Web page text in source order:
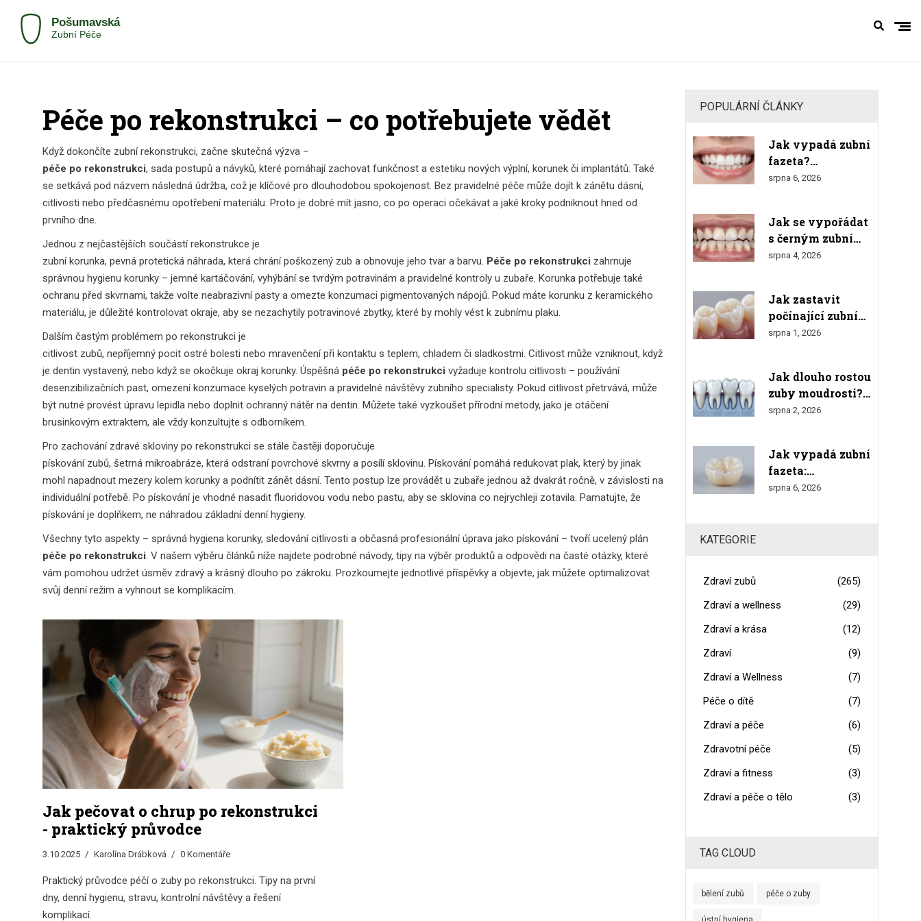
Péče po rekonstrukci – co potřebujete vědět
Když dokončíte zubní rekonstrukci, začne skutečná výzva –
péče po rekonstrukci, sada postupů a návyků, které pomáhají zachovat funkčnost a estetiku nových výplní, korunek či implantátů. Také
se setkává pod názvem následná údržba, což je klíčové pro dlouhodobou spokojenost. Bez pravidelné péče může dojít k zánětu dásní,
citlivosti nebo předčasnému opotřebení materiálu. Proto je dobré mít jasno, co po operaci očekávat a jaké kroky podniknout hned od
prvního dne.
Jednou z nejčastějších součástí rekonstrukce je
zubní korunka, pevná protetická náhrada, která chrání poškozený zub a obnovuje jeho tvar a barvu. Péče po rekonstrukci zahrnuje
správnou hygienu korunky – jemné kartáčování, vyhýbání se tvrdým potravinám a pravidelné kontroly u zubaře. Korunka potřebuje také
ochranu před skvrnami, takže volte neabrazivní pasty a omezte konzumaci pigmentovaných nápojů. Pokud máte korunku z keramického
materiálu, je důležité kontrolovat okraje, aby se nezachytily potravinové zbytky, které by mohly vést k zubnímu plaku.
Dalším častým problémem po rekonstrukci je
citlivost zubů, nepříjemný pocit ostré bolesti nebo mravenčení při kontaktu s teplem, chladem či sladkostmi. Citlivost může vzniknout, když
je dentin vystavený, nebo když se okočkuje okraj korunky. Úspěšná péče po rekonstrukci vyžaduje kontrolu citlivosti – používání
desenzibilizačních past, omezení konzumace kyselých potravin a pravidelné návštěvy zubního specialisty. Pokud citlivost přetrvává, může
být nutné provést úpravu lepidla nebo doplnit ochranný nátěr na dentin. Můžete také vyzkoušet přírodní metody, jako je otáčení
brusinkovým extraktem, ale vždy konzultujte s odborníkem.
Pro zachování zdravé skloviny po rekonstrukci se stále častěji doporučuje
pískování zubů, šetrná mikroabráze, která odstraní povrchové skvrny a posílí sklovinu. Pískování pomáhá redukovat plak, který by jinak
mohl napadnout mezery kolem korunky a podnítit zánět dásní. Tento postup lze provádět u zubaře jednou až dvakrát ročně, v závislosti na
individuální potřebě. Po pískování je vhodné nasadit fluoridovou vodu nebo pastu, aby se sklovina co nejrychleji zotavila. Pamatujte, že
pískování je doplňkem, ne náhradou základní denní hygieny.
Všechny tyto aspekty – správná hygiena korunky, sledování citlivosti a občasná profesionální úprava jako pískování – tvoří ucelený plán
péče po rekonstrukci. V našem výběru článků níže najdete podrobné návody, tipy na výběr produktů a odpovědi na časté otázky, které
vám pomohou udržet úsměv zdravý a krásný dlouho po zákroku. Prozkoumejte jednotlivé příspěvky a objevte, jak můžete optimalizovat
svůj denní režim a vyhnout se komplikacím.
Jak pečovat o chrup po rekonstrukci
- praktický průvodce
3.10.2025 Karolína Drábková 0 Komentáře
Praktický průvodce péčí o zuby po rekonstrukci. Tipy na první
dny, denní hygienu, stravu, kontrolní návštěvy a řešení
komplikací.
POPULÁRNÍ ČLÁNKY
Jak vypadá zubní
fazeta?
Kompletní
materiály a
výsledkem
srpna 6, 2026
Jak se vypořádat
s černým zubním
kamenem doma:
srpna 4, 2026
Jak zastavit
počínající zubní
kaz u diabetiků:
srpna 1, 2026
Jak dlouho rostou
zuby moudrosti?
Kompletní
odstraněním
srpna 2, 2026
Jak vypadá zubní
fazeta:
Realistický
srpna 6, 2026
KATEGORIE
Zdraví zubů
(265)
Zdraví a wellness
(29)
Zdraví a krása
(12)
Zdraví
(9)
Zdraví a Wellness
(7)
Péče o dítě
(7)
Zdraví a péče
(6)
Zdravotní péče
(5)
Zdraví a fitness
(3)
Zdraví a péče o tělo
(3)
TAG CLOUD
bělení zubů péče o zuby